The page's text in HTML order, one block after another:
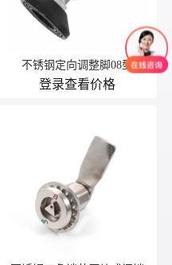
不锈钢定向调整脚08型
登录查看价格